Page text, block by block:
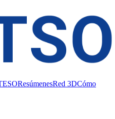
ResúmenesRed 3DCómo